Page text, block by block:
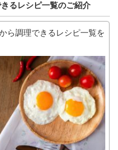
るレシピ一覧のご紹介
ら調理できるレシピ一覧を